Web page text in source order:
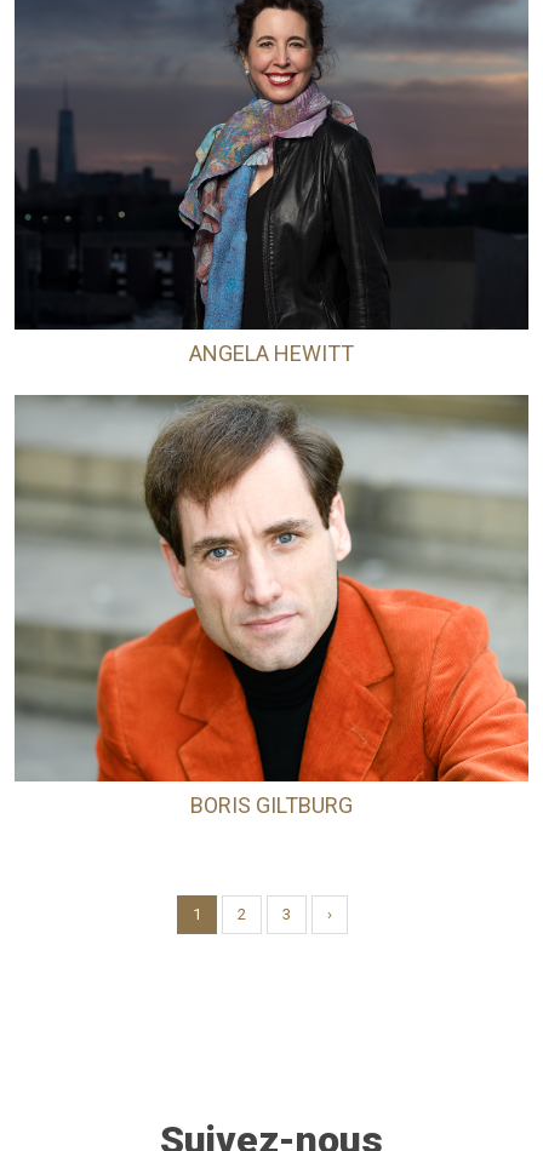
ANGELA HEWITT
BORIS GILTBURG
1 2 3 ›
Suivez-nous